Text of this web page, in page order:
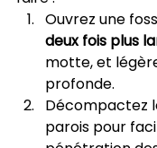
Ouvrez une
deux fois plus
motte, et
profonde.
Décompactez
parois pour